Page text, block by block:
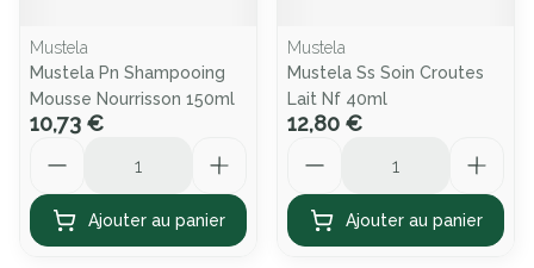
Mustela
Mustela Pn Shampooing
Mousse Nourrisson 150ml
10,73 €
Ajouter au panier
Mustela
Mustela Ss Soin Croutes
Lait Nf 40ml
12,80 €
Ajouter au panier